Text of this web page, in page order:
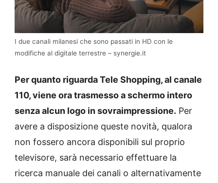
I due canali milanesi che sono passati in HD con le
modifiche al digitale terrestre – synergie.it
Per quanto riguarda Tele Shopping, al canale
110, viene ora trasmesso a schermo intero
senza alcun logo in sovraimpressione. Per
avere a disposizione queste novità, qualora
non fossero ancora disponibili sul proprio
televisore, sarà necessario effettuare la
ricerca manuale dei canali o alternativamente